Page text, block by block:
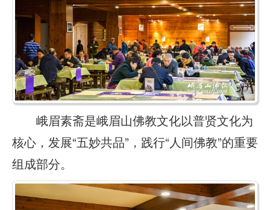
峨眉素斋是峨眉山佛教文化以普贤文化为
核心，发展“五妙共品”，践行“人间佛教”的重要
组成部分。